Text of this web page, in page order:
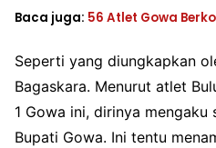
Baca juga: 56 Atlet Gowa
Seperti yang diungkapkan
Bagaskara. Menurut atlet
1 Gowa ini, dirinya mengaku
Bupati Gowa. Ini tentu